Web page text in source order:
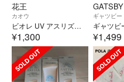
花王
カオウ
ビオレ UV アスリズム プロテクトエッセンス 70g
¥1,300
GATSBY
ギャツビー
¥1,499